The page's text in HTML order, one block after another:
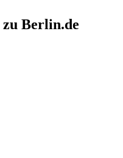
Berlin.de